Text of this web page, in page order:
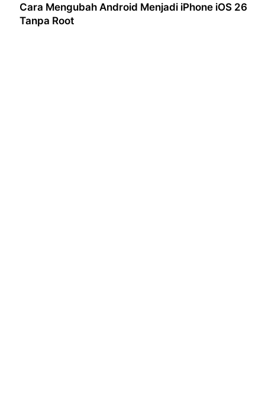
Cara Mengubah Android Menjadi iPhone iOS 26
Tanpa Root